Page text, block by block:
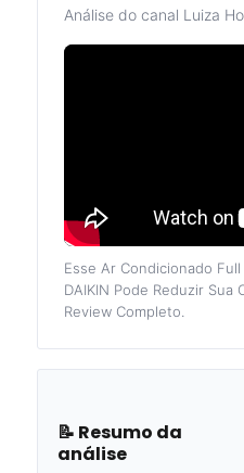
Análise do canal Luiza
Esse Ar Condicionado
DAIKIN Pode Reduzir Sua
Review Completo.
📝 Resumo da
análise